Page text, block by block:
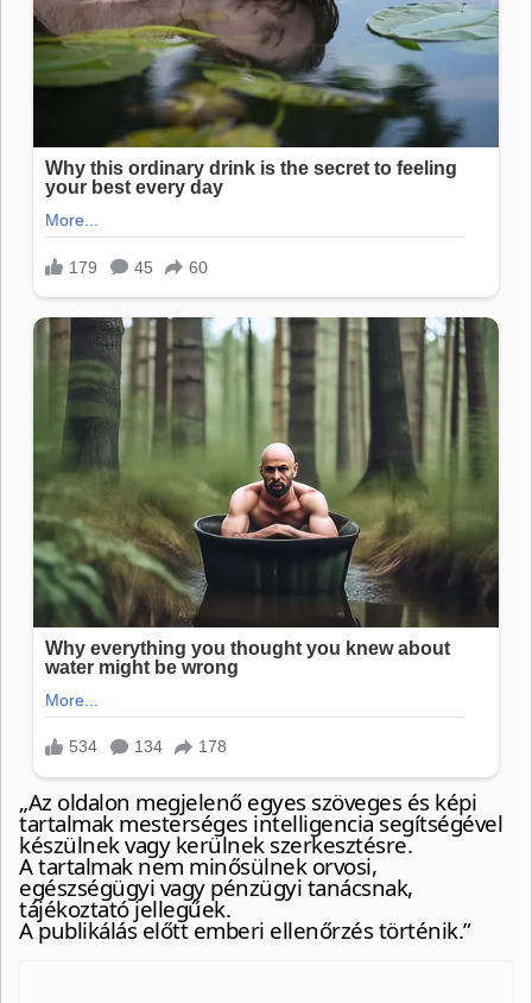
„Az oldalon megjelenő egyes szöveges és képi
tartalmak mesterséges intelligencia segítségével
készülnek vagy kerülnek szerkesztésre.
A tartalmak nem minősülnek orvosi,
egészségügyi vagy pénzügyi tanácsnak,
tájékoztató jellegűek.
A publikálás előtt emberi ellenőrzés történik.”